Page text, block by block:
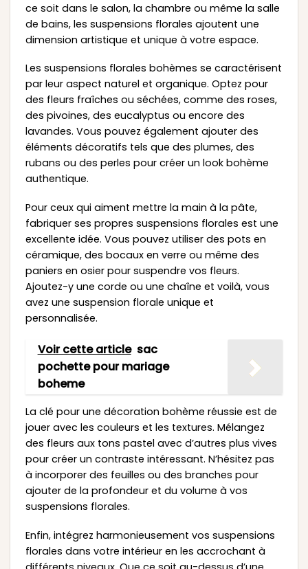
ce soit dans le salon, la chambre ou même la salle
de bains, les suspensions florales ajoutent une
dimension artistique et unique à votre espace.
Les suspensions florales bohèmes se caractérisent
par leur aspect naturel et organique. Optez pour
des fleurs fraîches ou séchées, comme des roses,
des pivoines, des eucalyptus ou encore des
lavandes. Vous pouvez également ajouter des
éléments décoratifs tels que des plumes, des
rubans ou des perles pour créer un look bohème
authentique.
Pour ceux qui aiment mettre la main à la pâte,
fabriquer ses propres suspensions florales est une
excellente idée. Vous pouvez utiliser des pots en
céramique, des bocaux en verre ou même des
paniers en osier pour suspendre vos fleurs.
Ajoutez-y une corde ou une chaîne et voilà, vous
avez une suspension florale unique et
personnalisée.
Voir cette article sac
pochette pour mariage
boheme
La clé pour une décoration bohème réussie est de
jouer avec les couleurs et les textures. Mélangez
des fleurs aux tons pastel avec d’autres plus vives
pour créer un contraste intéressant. N’hésitez pas
à incorporer des feuilles ou des branches pour
ajouter de la profondeur et du volume à vos
suspensions florales.
Enfin, intégrez harmonieusement vos suspensions
florales dans votre intérieur en les accrochant à